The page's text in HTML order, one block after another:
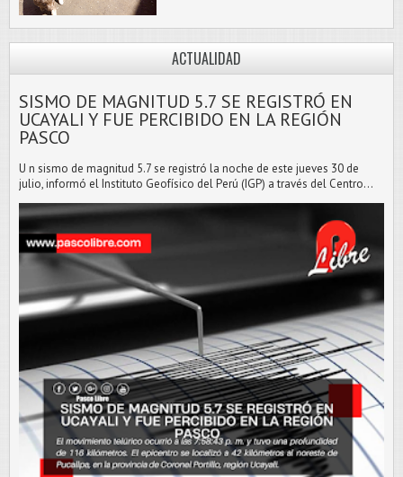
ACTUALIDAD
SISMO DE MAGNITUD 5.7 SE REGISTRÓ EN
UCAYALI Y FUE PERCIBIDO EN LA REGIÓN
PASCO
U n sismo de magnitud 5.7 se registró la noche de este jueves 30 de
julio, informó el Instituto Geofísico del Perú (IGP) a través del Centro...